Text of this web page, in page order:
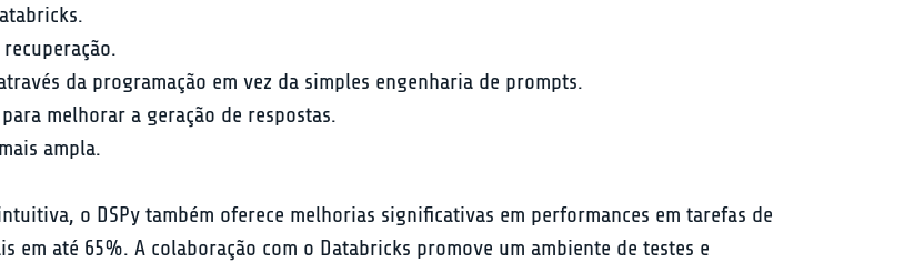
da programação em vez da simples engenharia de prompts.
melhorar a geração de respostas.
ampla.
o DSPy também oferece melhorias significativas em performances em tarefas de
até 65%. A colaboração com o Databricks promove um ambiente de testes e